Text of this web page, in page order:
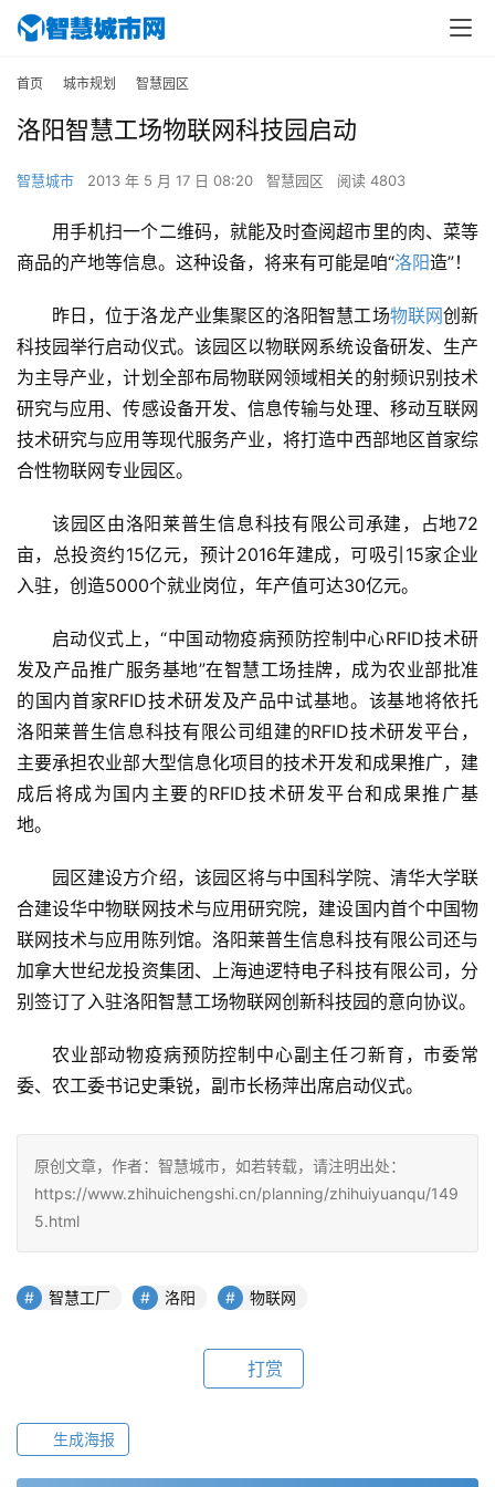
首页 城市规划 智慧园区
洛阳智慧工场物联网科技园启动
智慧城市 2013 年 5 月 17 日 08:20 智慧园区 阅读 4803
用手机扫一个二维码，就能及时查阅超市里的肉、菜等
商品的产地等信息。这种设备，将来有可能是咱“洛阳造”！
昨日，位于洛龙产业集聚区的洛阳智慧工场物联网创新
科技园举行启动仪式。该园区以物联网系统设备研发、生产
为主导产业，计划全部布局物联网领域相关的射频识别技术
研究与应用、传感设备开发、信息传输与处理、移动互联网
技术研究与应用等现代服务产业，将打造中西部地区首家综
合性物联网专业园区。
该园区由洛阳莱普生信息科技有限公司承建，占地72
亩，总投资约15亿元，预计2016年建成，可吸引15家企业
入驻，创造5000个就业岗位，年产值可达30亿元。
启动仪式上，“中国动物疫病预防控制中心RFID技术研
发及产品推广服务基地”在智慧工场挂牌，成为农业部批准
的国内首家RFID技术研发及产品中试基地。该基地将依托
洛阳莱普生信息科技有限公司组建的RFID技术研发平台，
主要承担农业部大型信息化项目的技术开发和成果推广，建
成后将成为国内主要的RFID技术研发平台和成果推广基
地。
园区建设方介绍，该园区将与中国科学院、清华大学联
合建设华中物联网技术与应用研究院，建设国内首个中国物
联网技术与应用陈列馆。洛阳莱普生信息科技有限公司还与
加拿大世纪龙投资集团、上海迪逻特电子科技有限公司，分
别签订了入驻洛阳智慧工场物联网创新科技园的意向协议。
农业部动物疫病预防控制中心副主任刁新育，市委常
委、农工委书记史秉锐，副市长杨萍出席启动仪式。
原创文章，作者：智慧城市，如若转载，请注明出处：
https://www.zhihuichengshi.cn/planning/zhihuiyuanqu/149
5.html
智慧工厂 洛阳 物联网
打赏
生成海报